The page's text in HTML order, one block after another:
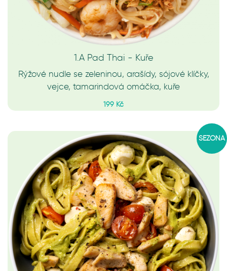
1.A Pad Thai - Kuře
Rýžové nudle se zeleninou, arašídy, sójové klíčky,
vejce, tamarindová omáčka, kuře
199 Kč
SEZÓNA